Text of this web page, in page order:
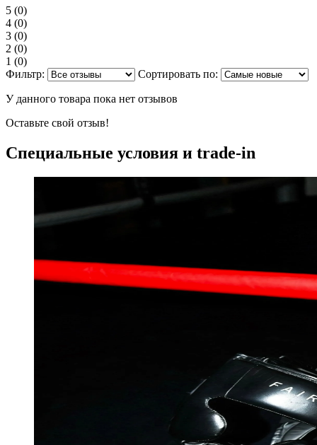
5 (0)
4 (0)
3 (0)
2 (0)
1 (0)
Фильтр:
Сортировать по:
У данного товара пока нет отзывов
Оставьте свой отзыв!
Специальные условия и trade-in